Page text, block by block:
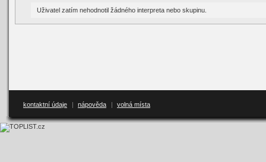
Uživatel zatím nehodnotil žádného interpreta nebo skupinu.
kontaktní údaje | nápověda | volná místa